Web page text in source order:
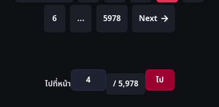
6 ... 5978 Next
ไปที่หน้า / 5,978 ไป